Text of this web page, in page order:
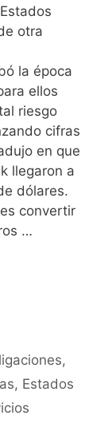
otra
la época
ellos
riesgo
cifras
en que
llegaron a
dólares.
convertir
…
,
, Estados